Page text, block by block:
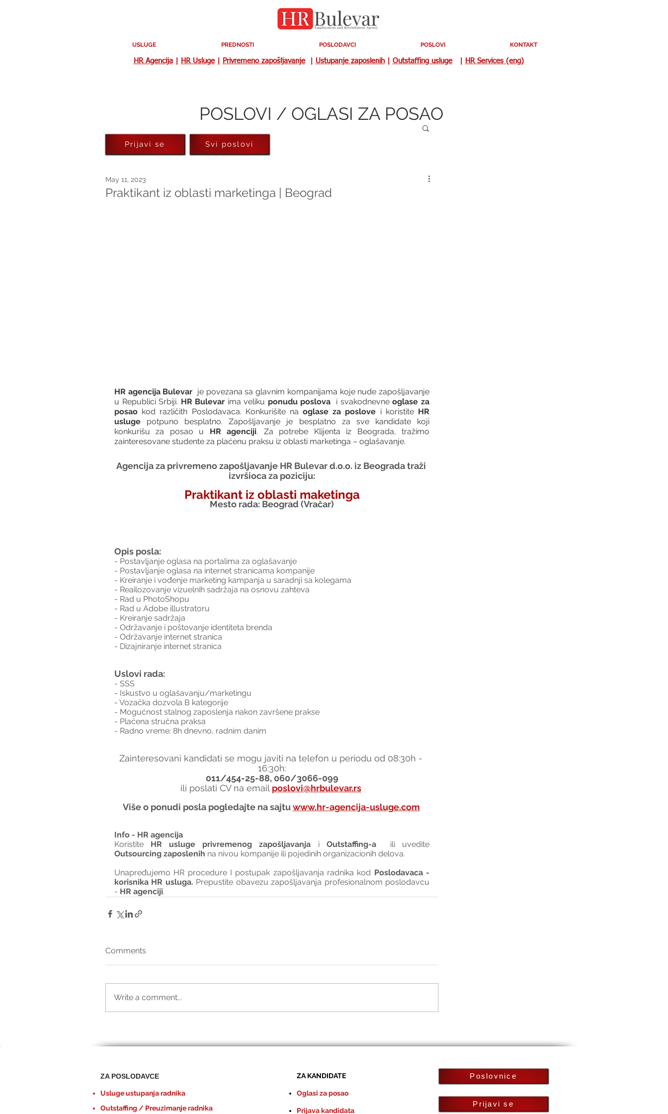
USLUGE PREDNOSTI POSLODAVCI POSLOVI KONTAKT
HR Agencija| HR Usluge| Privremeno zapošljavanje| Ustupanje zaposlenih| Outstaffing usluge| HR Services (eng)
POSLOVI / OGLASI ZA POSAO
Praktikant iz oblasti marketinga | Beograd
May 11, 2023
HR agencija Bulevar
  je povezana sa glavnim kompanijama koje nude zapošljavanje
u Republici Srbiji. HR Bulevar ima veliku ponudu poslova
  i svakodnevne
oglase za
posao kod različith Poslodavaca. Konkurišite na oglase za poslove i koristite HR
usluge potpuno besplatno. Zapošljavanje je besplatno za sve kandidate koji
konkurišu za posao u HR agenciji. Za potrebe Klijenta iz Beograda, tražimo
zainteresovane studente za plaćenu praksu iz oblasti marketinga – oglašavanje.
Agencija za privremeno zapošljavanje HR Bulevar d.o.o. iz Beograda traži
izvršioca za poziciju:
Praktikant iz oblasti maketinga
Mesto rada: Beograd (Vračar)
Opis posla:
- Postavljanje oglasa na portalima za oglašavanje
- Postavljanje oglasa na internet stranicama kompanije
- Kreiranje i vođenje marketing kampanja u saradnji sa kolegama
- Reailozovanje vizuelnih sadržaja na osnovu zahteva
- Rad u PhotoShopu
- Rad u Adobe illustratoru
- Kreiranje sadržaja
- Održavanje i poštovanje identiteta brenda
- Održavanje internet stranica
- Dizajniranje internet stranica
Uslovi rada:
- SSS
- Iskustvo u oglašavanju/marketingu
- Vozačka dozvola B kategorije
- Mogućnost stalnog zaposlenja nakon završene prakse
- Plaćena stručna praksa
- Radno vreme: 8h dnevno, radnim danim
Zainteresovani kandidati se mogu javiti na telefon u periodu od 08:30h -
16:30h:
011/454-25-88, 060/3066-099
ili poslati CV na email poslovi@hrbulevar.rs
Više o ponudi posla pogledajte na sajtu www.hr-agencija-usluge.com
Info - HR agencija
Koristite HR usluge privremenog zapošljavanja i Outstaffing-a
Outsourcing zaposlenih na nivou kompanije ili pojedinih organizacionih delova.
Unapređujemo HR procedure I postupak zapošljavanja radnika kod Poslodavaca -
korisnika HR usluga. Prepustite obavezu zapošljavanja profesionalnom poslodavcu
- HR agenciji.
Comments
Write a comment...
Prijavi se Svi poslovi
ZA POSLODAVCE
Usluge ustupanja radnika
Outstaffing / Preuzimanje radnika
ZA KANDIDATE
Oglasi za posao
Prijava kandidata
Poslovnice
Prijavi se